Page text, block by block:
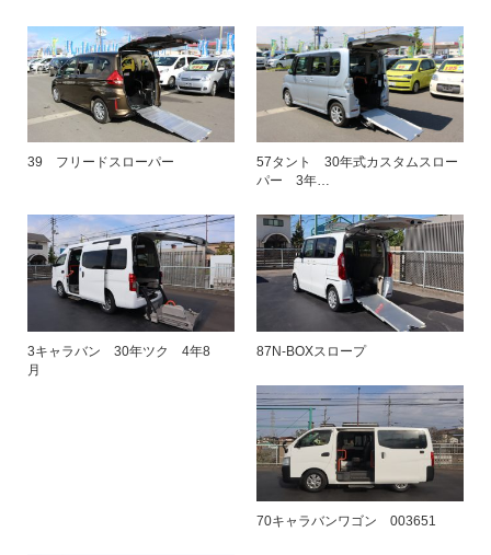
39 フリードスローパー
57タント 30年式カスタムスロー
パー 3年…
3キャラバン 30年ツク 4年8
月
87N-BOXスロープ
70キャラバンワゴン 003651